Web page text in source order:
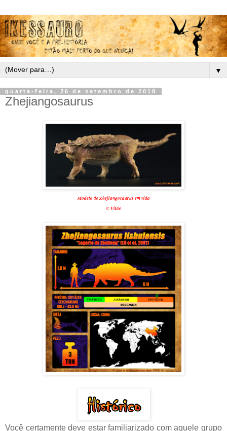
▼
quarta-feira, 26 de setembro de 2018
Zhejiangosaurus
Modelo de Zhejiangosaurus em vida
© Vitae
Você certamente deve estar familiarizado com aquele grupo